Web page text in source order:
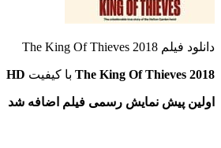
دانلود فیلم The King Of Thieves 2018
The King Of Thieves 2018 با کیفیت HD
اولین پیش نمایش رسمی فیلم اضافه شد